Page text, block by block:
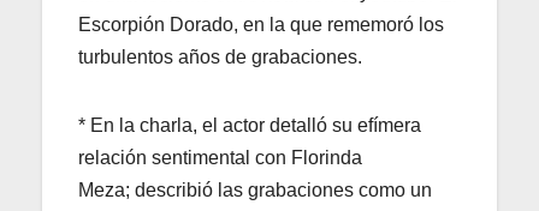
Escorpión Dorado, en la que rememoró los
turbulentos años de grabaciones.
* En la charla, el actor detalló su efímera
relación sentimental con Florinda
Meza; describió las grabaciones como un